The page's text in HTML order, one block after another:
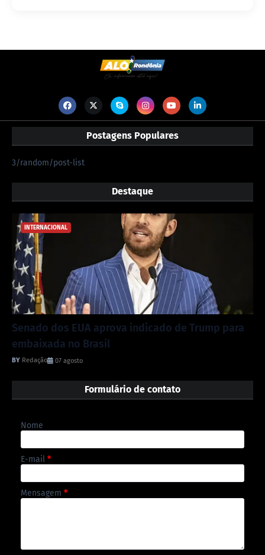
Postagens Populares
3/random/post-list
Destaque
INTERNACIONAL
Senado dos EUA aprova indicado de Trump para
embaixada no Brasil
Redação 07 agosto
Formulário de contato
Nome
E-mail *
Mensagem *